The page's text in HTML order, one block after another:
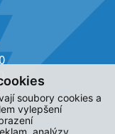
soubory cookies a
vylepšení
analýzy